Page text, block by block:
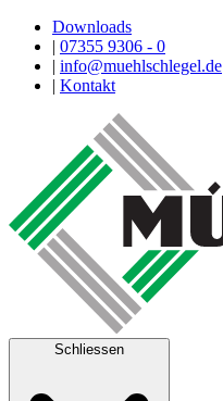
Downloads
| 07355 9306 - 0
| info@muehlschlegel.de
| Kontakt
Schliessen